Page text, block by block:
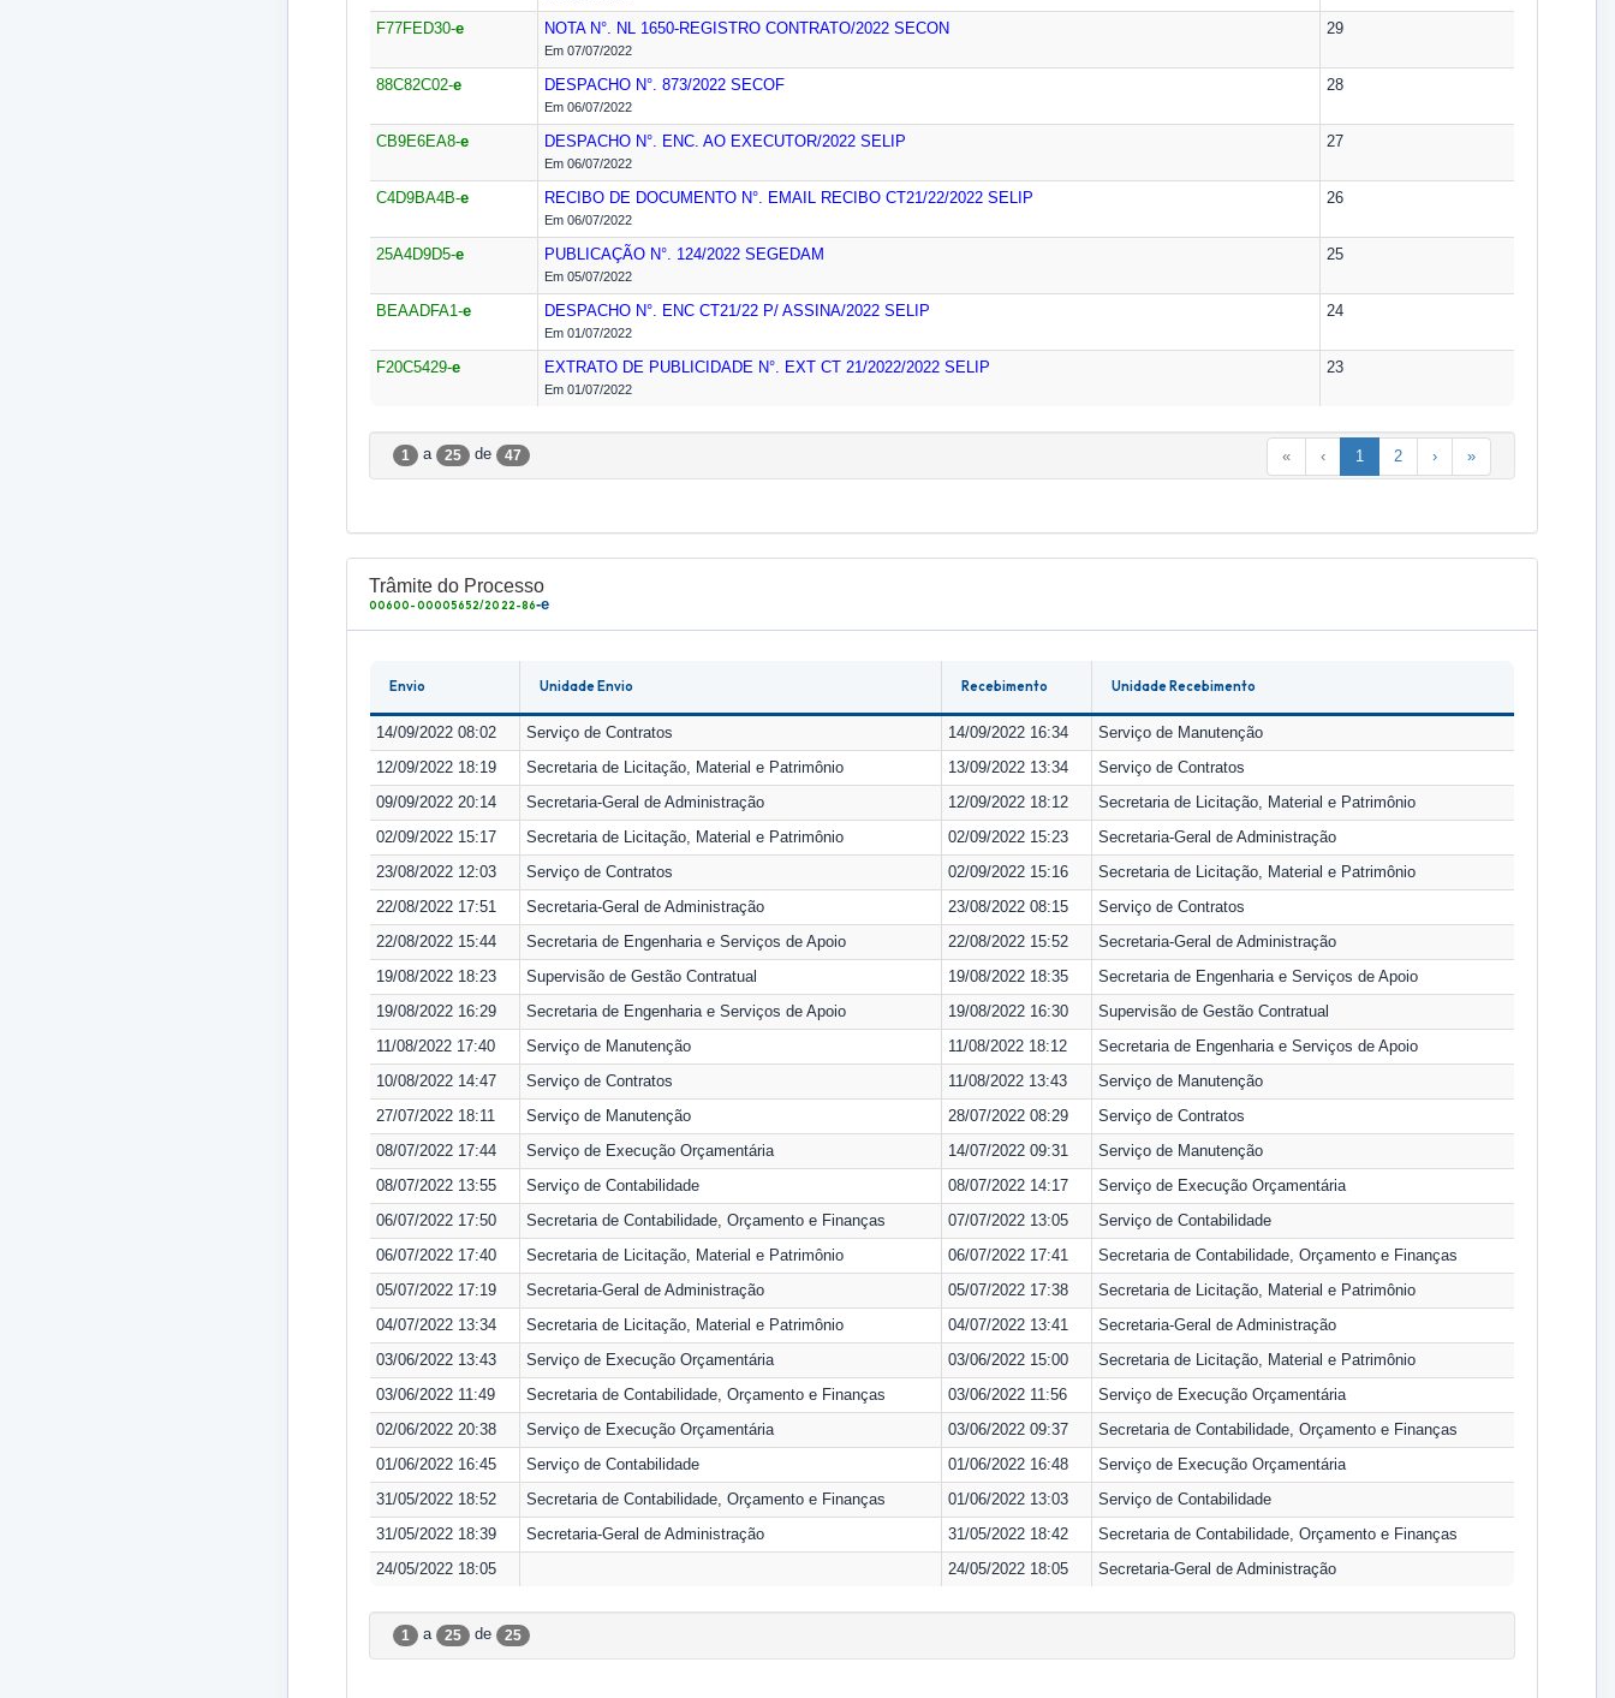
F77FED30-e NOTA N°. NL 1650-REGISTRO CONTRATO/2022 SECON
Em 07/07/2022
29
88C82C02-e DESPACHO N°. 873/2022 SECOF
Em 06/07/2022
28
CB9E6EA8-e DESPACHO N°. ENC. AO EXECUTOR/2022 SELIP
Em 06/07/2022
27
C4D9BA4B-e RECIBO DE DOCUMENTO N°. EMAIL RECIBO CT21/22/2022 SELIP
Em 06/07/2022
26
25A4D9D5-e PUBLICAÇÃO N°. 124/2022 SEGEDAM
Em 05/07/2022
25
BEAADFA1-e DESPACHO N°. ENC CT21/22 P/ ASSINA/2022 SELIP
Em 01/07/2022
24
F20C5429-e EXTRATO DE PUBLICIDADE N°. EXT CT 21/2022/2022 SELIP
Em 01/07/2022
23
1 a 25 de 47 « ‹ 1 2 › »
Trâmite do Processo
00600-00005652/2022-86-e
Envio Unidade Envio Recebimento Unidade Recebimento
14/09/2022 08:02 Serviço de Contratos 14/09/2022 16:34
Serviço de Manutenção
12/09/2022 18:19
Secretaria de Licitação, Material e Patrimônio 13/09/2022 13:34
Serviço de Contratos
09/09/2022 20:14
Secretaria-Geral de Administração 12/09/2022 18:12
Secretaria de Licitação, Material e Patrimônio
02/09/2022 15:17
Secretaria de Licitação, Material e Patrimônio 02/09/2022 15:23
Secretaria-Geral de Administração
23/08/2022 12:03
Serviço de Contratos 02/09/2022 15:16
Secretaria de Licitação, Material e Patrimônio
22/08/2022 17:51
Secretaria-Geral de Administração 23/08/2022 08:15
Serviço de Contratos
22/08/2022 15:44
Secretaria de Engenharia e Serviços de Apoio 22/08/2022 15:52
Secretaria-Geral de Administração
19/08/2022 18:23
Supervisão de Gestão Contratual 19/08/2022 18:35
Secretaria de Engenharia e Serviços de Apoio
19/08/2022 16:29
Secretaria de Engenharia e Serviços de Apoio 19/08/2022 16:30
Supervisão de Gestão Contratual
11/08/2022 17:40
Serviço de Manutenção 11/08/2022 18:12
Secretaria de Engenharia e Serviços de Apoio
10/08/2022 14:47
Serviço de Contratos 11/08/2022 13:43
Serviço de Manutenção
27/07/2022 18:11
Serviço de Manutenção 28/07/2022 08:29
Serviço de Contratos
08/07/2022 17:44
Serviço de Execução Orçamentária 14/07/2022 09:31
Serviço de Manutenção
08/07/2022 13:55
Serviço de Contabilidade 08/07/2022 14:17
Serviço de Execução Orçamentária
06/07/2022 17:50
Secretaria de Contabilidade, Orçamento e Finanças 07/07/2022 13:05
Serviço de Contabilidade
06/07/2022 17:40
Secretaria de Licitação, Material e Patrimônio 06/07/2022 17:41
Secretaria de Contabilidade, Orçamento e Finanças
05/07/2022 17:19
Secretaria-Geral de Administração 05/07/2022 17:38
Secretaria de Licitação, Material e Patrimônio
04/07/2022 13:34
Secretaria de Licitação, Material e Patrimônio 04/07/2022 13:41
Secretaria-Geral de Administração
03/06/2022 13:43
Serviço de Execução Orçamentária 03/06/2022 15:00
Secretaria de Licitação, Material e Patrimônio
03/06/2022 11:49
Secretaria de Contabilidade, Orçamento e Finanças 03/06/2022 11:56
Serviço de Execução Orçamentária
02/06/2022 20:38
Serviço de Execução Orçamentária 03/06/2022 09:37
Secretaria de Contabilidade, Orçamento e Finanças
01/06/2022 16:45
Serviço de Contabilidade 01/06/2022 16:48
Serviço de Execução Orçamentária
31/05/2022 18:52
Secretaria de Contabilidade, Orçamento e Finanças 01/06/2022 13:03
Serviço de Contabilidade
31/05/2022 18:39
Secretaria-Geral de Administração 31/05/2022 18:42
Secretaria de Contabilidade, Orçamento e Finanças
24/05/2022 18:05
24/05/2022 18:05 Secretaria-Geral de Administração
1 a 25 de 25